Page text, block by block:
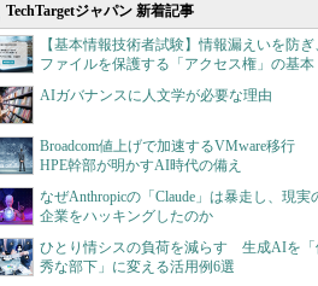
TechTargetジャパン 新着記事
【基本情報技術者試験】情報漏えいを防ぎ
ファイルを保護する「アクセス権」の基本
AIガバナンスに人文学が必要な理由
Broadcom値上げで加速するVMware移行
HPE幹部が明かすAI時代の備え
なぜAnthropicの「Claude」は暴走し、現実
企業をハッキングしたのか
ひとり情シスの負荷を減らす 生成AIを「
秀な部下」に変える活用例6選